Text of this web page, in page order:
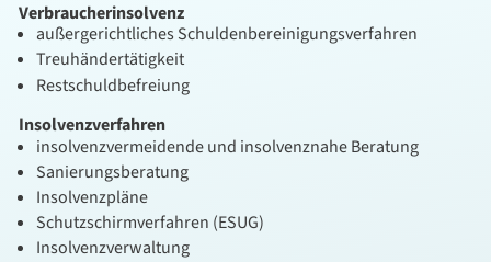
Verbraucherinsolvenz
außergerichtliches Schuldenbereinigungsverfahren
Treuhändertätigkeit
Restschuldbefreiung
Insolvenzverfahren
insolvenzvermeidende und insolvenznahe Beratung
Sanierungsberatung
Insolvenzpläne
Schutzschirmverfahren (ESUG)
Insolvenzverwaltung